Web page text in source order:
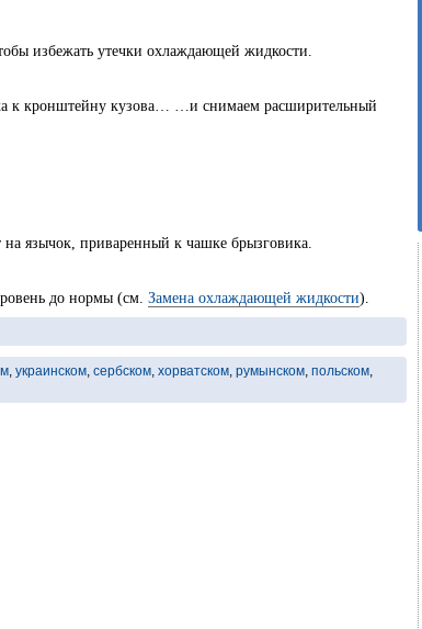
избежать утечки охлаждающей жидкости.
к кронштейну кузова… …и снимаем расширительный
на язычок, приваренный к чашке брызговика.
до нормы (см. Замена охлаждающей жидкости).
, украинском, сербском, хорватском, румынском, польском,